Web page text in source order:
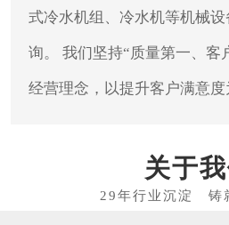
式冷水机组、冷水机等机械
询。 我们坚持“质量第一、客
经营理念，以提升客户满意度
关于